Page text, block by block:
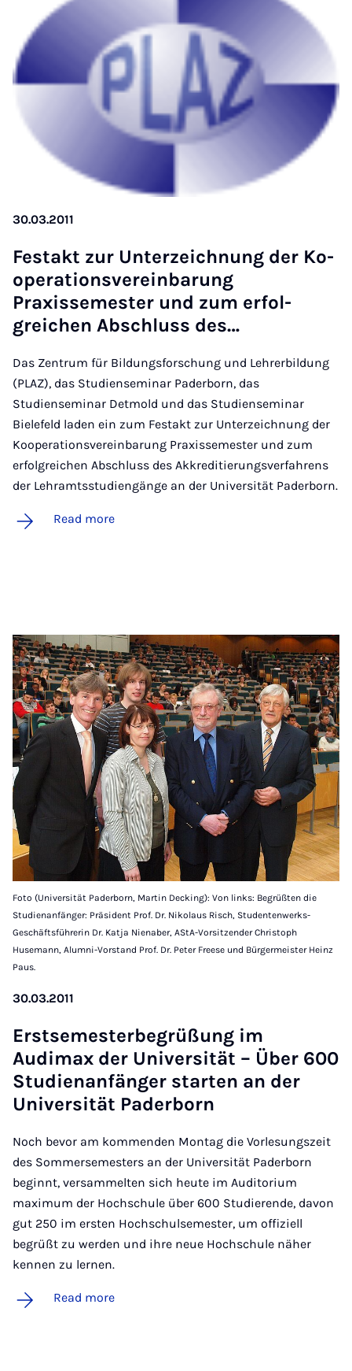
30.03.2011
Fes­t­akt zur Un­terzeich­nung der Ko­
op­er­a­tionsver­ein­bar­ung
Praxissemester und zum er­fol­
greichen Ab­schluss des…
Das Zentrum für Bildungsforschung und Lehrerbildung
(PLAZ), das Studienseminar Paderborn, das
Studienseminar Detmold und das Studienseminar
Bielefeld laden ein zum Festakt zur Unterzeichnung der
Kooperationsvereinbarung Praxissemester und zum
erfolgreichen Abschluss des Akkreditierungsverfahrens
der Lehramtsstudiengänge an der Universität Paderborn.
Read more
Foto (Universität Paderborn, Martin Decking): Von links: Begrüßten die
Studienanfänger: Präsident Prof. Dr. Nikolaus Risch, Studentenwerks-
Geschäftsführerin Dr. Katja Nienaber, AStA-Vorsitzender Christoph
Husemann, Alumni-Vorstand Prof. Dr. Peter Freese und Bürgermeister Heinz
Paus.
30.03.2011
Erst­semes­ter­be­grüßung im
Audimax der Uni­versität – Über 600
Stud­i­en­an­fänger starten an der
Uni­versität Pader­born
Noch bevor am kommenden Montag die Vorlesungszeit
des Sommersemesters an der Universität Paderborn
beginnt, versammelten sich heute im Auditorium
maximum der Hochschule über 600 Studierende, davon
gut 250 im ersten Hochschulsemester, um offiziell
begrüßt zu werden und ihre neue Hochschule näher
kennen zu lernen.
Read more